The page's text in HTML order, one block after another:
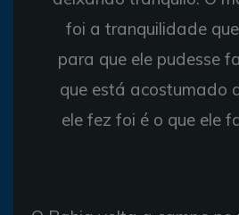
foi a tranquilidade
para que ele pudesse
que está acostumado
ele fez foi é o que ele